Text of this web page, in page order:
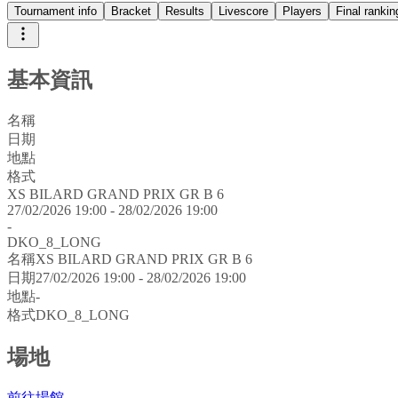
Tournament info Bracket Results Livescore Players Final
基本資訊
名稱
日期
地點
格式
XS BILARD GRAND PRIX GR B 6
27/02/2026 19:00 - 28/02/2026 19:00
-
DKO_8_LONG
名稱XS BILARD GRAND PRIX GR B 6
日期27/02/2026 19:00 - 28/02/2026 19:00
地點-
格式DKO_8_LONG
場地